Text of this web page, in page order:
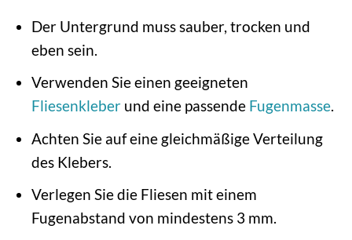
Der Untergrund muss sauber, trocken und
eben sein.
Verwenden Sie einen geeigneten
Fliesenkleberund eine passende Fugenmasse.
Achten Sie auf eine gleichmäßige Verteilung
des Klebers.
Verlegen Sie die Fliesen mit einem
Fugenabstand von mindestens 3 mm.